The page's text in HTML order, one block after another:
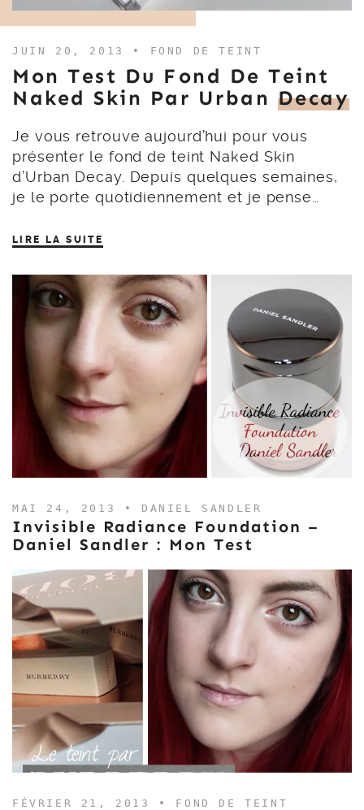
JUIN 20, 2013 • FOND DE TEINT
Mon Test Du Fond De Teint
Naked Skin Par Urban Decay
Je vous retrouve aujourd’hui pour vous
présenter le fond de teint Naked Skin
d’Urban Decay. Depuis quelques semaines,
je le porte quotidiennement et je pense…
LIRE LA SUITE
MAI 24, 2013 • DANIEL SANDLER
Invisible Radiance Foundation –
Daniel Sandler : Mon Test
FÉVRIER 21, 2013 • FOND DE TEINT